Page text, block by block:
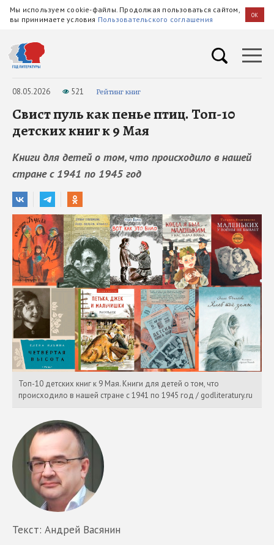
Мы используем cookie-файлы. Продолжая пользоваться сайтом,
вы принимаете условия Пользовательского соглашения OK
08.05.2026 521 Рейтинг книг
Свист пуль как пенье птиц. Топ-10
детских книг к 9 Мая
Книги для детей о том, что происходило в нашей
стране с 1941 по 1945 год
Топ-10 детских книг к 9 Мая. Книги для детей о том, что
происходило в нашей стране с 1941 по 1945 год / godliteratury.ru
Текст: Андрей Васянин